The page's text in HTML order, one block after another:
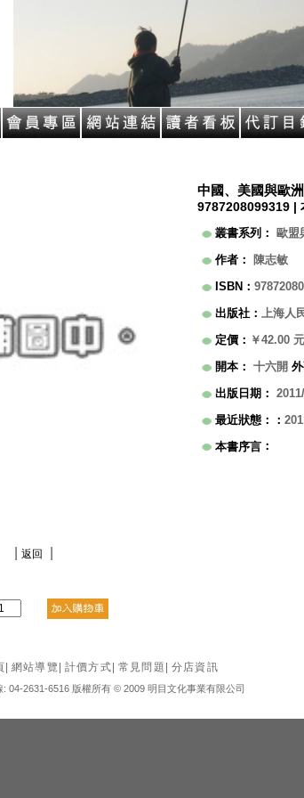
返回
中國、美國與歐
9787208099319 |
叢書系列 ：
歐盟
作者 ：
陳志敏
ISBN ：
出版社 ： 上海人
定價 ： ￥42.00 元
開本 ： 十六開
出版日期 ：
最近狀態：
：
本書序言 ：
網站導覽 計價方式 常見問題 分店資訊
: 04-2631-6516 版權所有 © 2009 明目文化事業有限公司